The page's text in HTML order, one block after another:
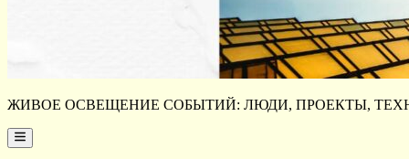
ЖИВОЕ ОСВЕЩЕНИЕ СОБЫТИЙ: ЛЮДИ, ПРОЕКТЫ,
Main
Menu